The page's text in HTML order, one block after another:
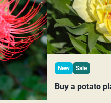
New Sale
Buy a potato